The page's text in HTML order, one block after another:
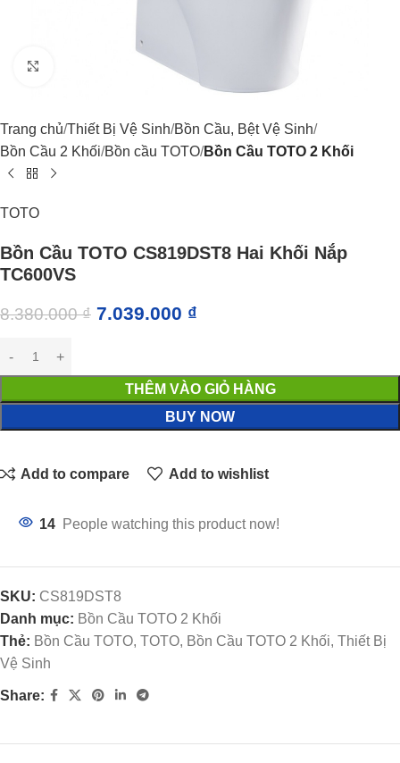
Trang chủ Thiết Bị Vệ Sinh Bồn Cầu, Bệt Vệ Sinh
Bồn Cầu 2 Khối Bồn cầu TOTO Bồn Cầu TOTO 2 Khối
TOTO
Bồn Cầu TOTO CS819DST8 Hai Khối Nắp
TC600VS
8.380.000₫ 7.039.000 ₫
THÊM VÀO GIỎ HÀNG
BUY NOW
Add to compare Add to wishlist
14 People watching this product now!
SKU: CS819DST8
Danh mục: Bồn Cầu TOTO 2 Khối
Thẻ: Bồn Cầu TOTO, TOTO, Bồn Cầu TOTO 2 Khối, Thiết Bị
Vệ Sinh
Share: